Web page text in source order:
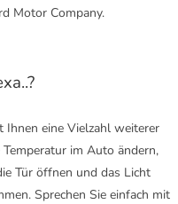
Motor Company.
eine Vielzahl weiterer
im Auto ändern,
Tür öffnen und das Licht
Sprechen Sie einfach mit